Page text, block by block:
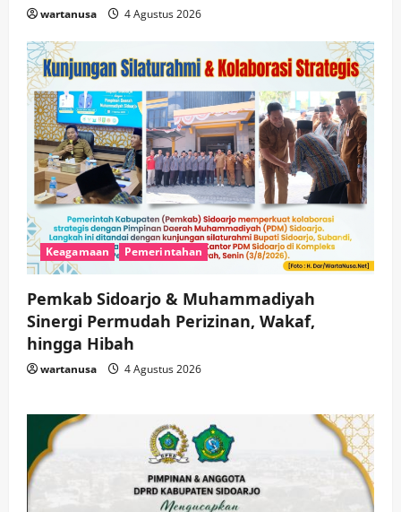
wartanusa 4 Agustus 2026
Keagamaan Pemerintahan
Pemkab Sidoarjo & Muhammadiyah
Sinergi Permudah Perizinan, Wakaf,
hingga Hibah
wartanusa 4 Agustus 2026